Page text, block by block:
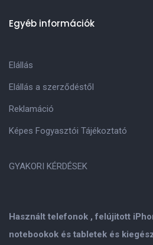
Használt telefonok , felújitott
notebookok és tabletek és
Egyéb információk
Elállás
Elállás a szerződéstől
Reklamáció
Képes Fogyasztói Tájékoztató
GYAKORI KÉRDÉSEK